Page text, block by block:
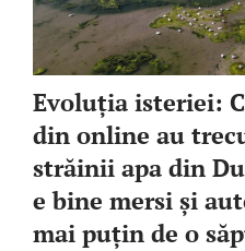
Seriale
Despre noi
English
Evoluția isteriei:
din online au
străinii apa din
e bine mersi și
mai puțin de o